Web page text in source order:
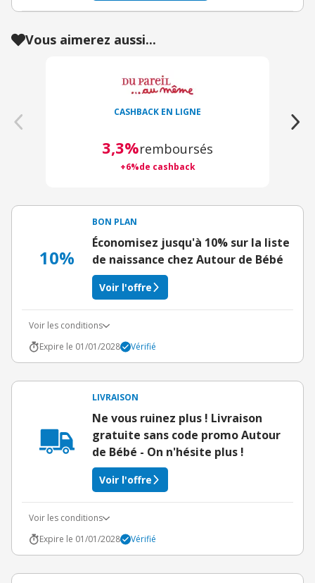
Vous aimerez aussi...
CASHBACK EN LIGNE
3,3%remboursés
+6%de cashback
10%
BON PLAN
Économisez jusqu'à 10% sur la liste
de naissance chez Autour de Bébé
Voir l'offre
Voir les conditions
Expire le 01/01/2028
Vérifié
LIVRAISON
Ne vous ruinez plus ! Livraison
gratuite sans code promo Autour
de Bébé - On n'hésite plus !
Voir l'offre
Voir les conditions
Expire le 01/01/2028
Vérifié